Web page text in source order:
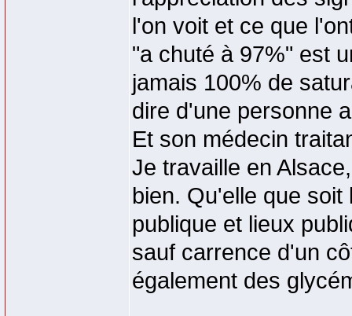
l'on voit et ce que
"a chuté à 97%" est
jamais 100% de
dire d'une personne
Et son médecin
Je travaille en
bien. Qu'elle que
publique et lieux
sauf carrence d'un
également des